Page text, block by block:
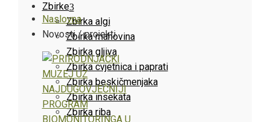
Zbirke
Zbirka algi
Zbirka mahovina
Zbirka gljiva
Zbirka cvjetnica i paprati
Zbirka beskičmenjaka
Zbirka insekata
Zbirka riba
Naslovna
Novosti / projekti